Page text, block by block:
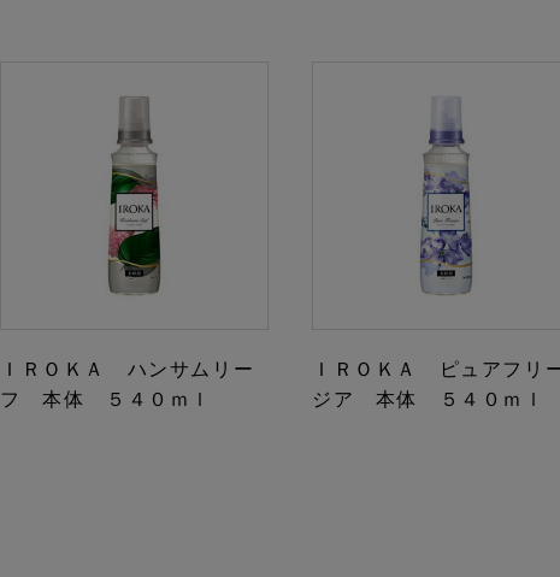
ＩＲＯＫＡ ハンサムリー
フ 本体 ５４０ｍｌ
ＩＲＯＫＡ ピュアフリ
ジア 本体 ５４０ｍｌ